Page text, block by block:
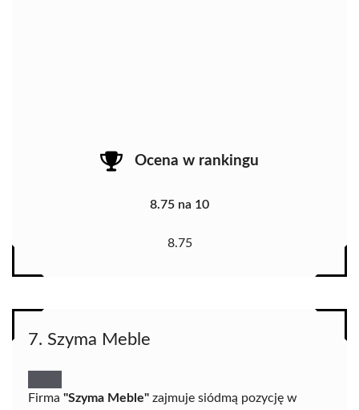
Ocena w rankingu
8.75 na 10
8.75
7. Szyma Meble
Firma "Szyma Meble" zajmuje siódmą pozycję w